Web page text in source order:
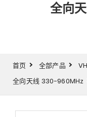
全向
首页 全部产品
全向天线 330-960MHz